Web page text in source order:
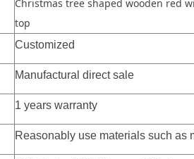
Christmas tree shaped wooden red
top
Customized
Manufactural direct sale
1 years warranty
Reasonably use materials such as